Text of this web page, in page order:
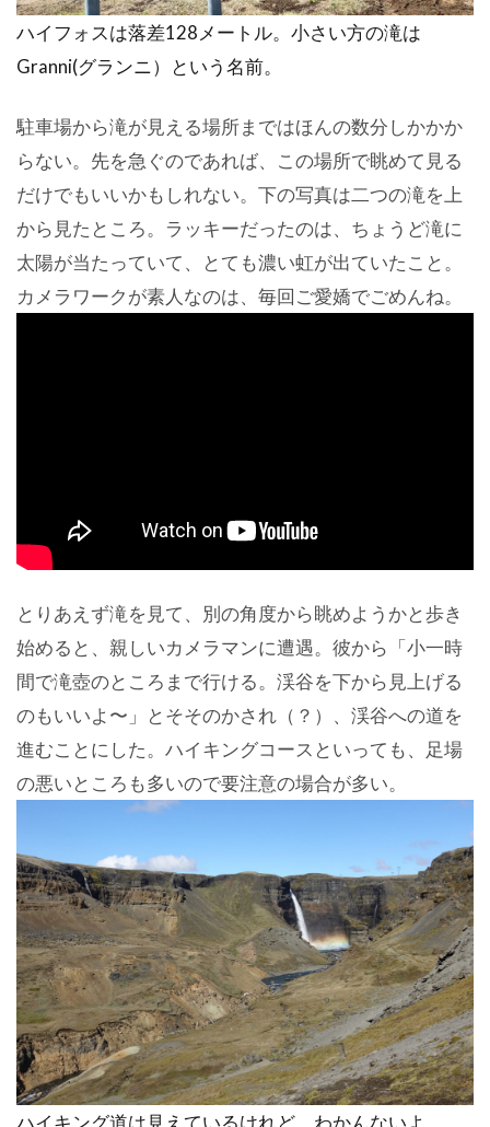
ハイフォスは落差128メートル。小さい方の滝は
Granni(グランニ）という名前。
駐車場から滝が見える場所まではほんの数分しかかか
らない。先を急ぐのであれば、この場所で眺めて見る
だけでもいいかもしれない。下の写真は二つの滝を上
から見たところ。ラッキーだったのは、ちょうど滝に
太陽が当たっていて、とても濃い虹が出ていたこと。
カメラワークが素人なのは、毎回ご愛嬌でごめんね。
とりあえず滝を見て、別の角度から眺めようかと歩き
始めると、親しいカメラマンに遭遇。彼から「小一時
間で滝壺のところまで行ける。渓谷を下から見上げる
のもいいよ〜」とそそのかされ（？）、渓谷への道を
進むことにした。ハイキングコースといっても、足場
の悪いところも多いので要注意の場合が多い。
ハイキング道は見えているけれど、わかんないよ